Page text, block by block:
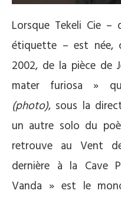
Lorsque Tekeli Cie –
étiquette – est née,
2002, de la pièce de
mater furiosa »
(photo), sous la
un autre solo du
retrouve au Vent
dernière à la Cave
Vanda » est le